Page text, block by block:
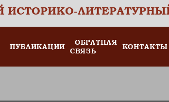
ИСТОРИКО-
ПУБЛИКАЦИИ
ОБРАТНАЯ
СВЯЗЬ
КОНТАКТЫ